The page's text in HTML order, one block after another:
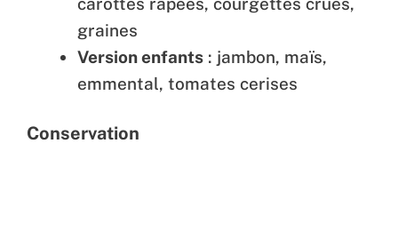
graines
Version enfants : jambon, maïs,
emmental, tomates cerises
Conservation